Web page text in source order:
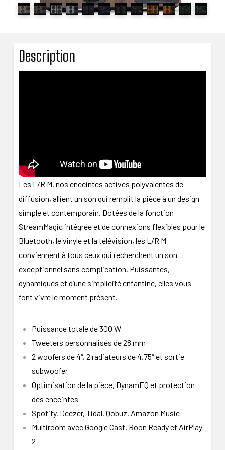
Description
Les L/R M, nos enceintes actives polyvalentes de
diffusion, allient un son qui remplit la pièce à un design
simple et contemporain. Dotées de la fonction
StreamMagic intégrée et de connexions flexibles pour le
Bluetooth, le vinyle et la télévision, les L/R M
conviennent à tous ceux qui recherchent un son
exceptionnel sans complication. Puissantes,
dynamiques et d’une simplicité enfantine, elles vous
font vivre le moment présent.
Puissance totale de 300 W
Tweeters personnalisés de 28 mm
2 woofers de 4″, 2 radiateurs de 4,75″ et sortie
subwoofer
Optimisation de la pièce, DynamEQ et protection
des enceintes
Spotify, Deezer, Tidal, Qobuz, Amazon Music
Multiroom avec Google Cast, Roon Ready et AirPlay
2